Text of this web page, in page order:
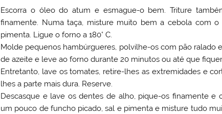
Escorra o óleo do atum e esmague-o bem. Triture
finamente. Numa taça, misture muito bem a cebola com
pimenta. Ligue o forno a 180° C.
Molde pequenos hambúrgueres, polvilhe-os com pão
de azeite e leve ao forno durante 20 minutos ou até que
Entretanto, lave os tomates, retire-lhes as extremidades e
lhes a parte mais dura. Reserve.
Descasque e lave os dentes de alho, pique-os finamente
um pouco de funcho picado, sal e pimenta e misture tudo